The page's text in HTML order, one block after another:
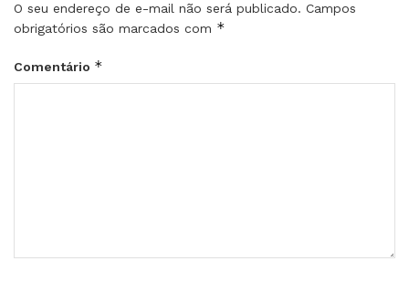
O seu endereço de e-mail não será publicado. Campos
obrigatórios são marcados com *
Comentário *